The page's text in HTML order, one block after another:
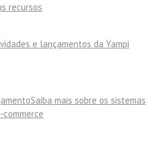
recursos
e lançamentos da Yampi
Saiba mais sobre os sistemas